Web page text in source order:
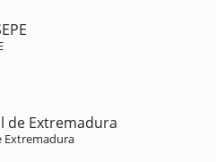
de Extremadura
Extremadura